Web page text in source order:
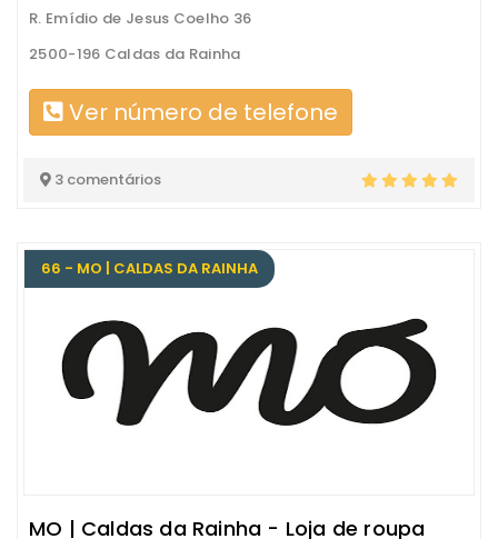
R. Emídio de Jesus Coelho 36
2500-196 Caldas da Rainha
Ver número de telefone
3 comentários
66 - MO | CALDAS DA RAINHA
MO | Caldas da Rainha - Loja de roupa